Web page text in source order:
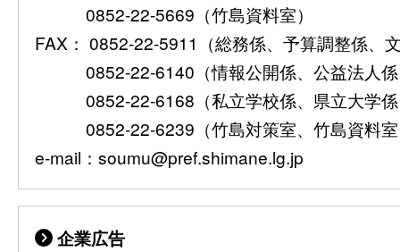
0852-22-5669（竹島資料室）
FAX： 0852-22-5911（総務係、予算調整係、
0852-22-6140（情報公開係、公益法人
0852-22-6168（私立学校係、県立大学
0852-22-6239（竹島対策室、竹島資料
e-mail：soumu@pref.shimane.lg.jp
企業広告